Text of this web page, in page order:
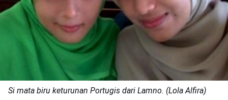
Si mata biru keturunan Portugis dari Lamno. (Lola Alfira)